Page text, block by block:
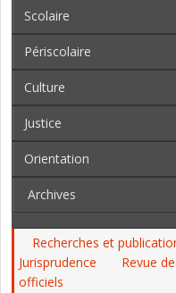
Scolaire
Périscolaire
Culture
Justice
Orientation
Archives
Recherches et
Jurisprudence
Revue
officiels